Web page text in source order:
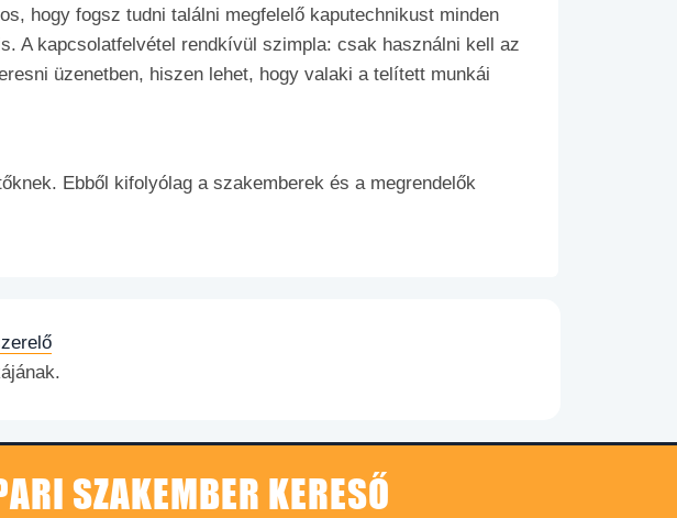
hogy fogsz tudni találni megfelelő kaputechnikust minden
A kapcsolatfelvétel rendkívül szimpla: csak használni kell az
üzenetben, hiszen lehet, hogy valaki a telített munkái
Ebből kifolyólag a szakemberek és a megrendelők
SZAKEMBER KERESŐ